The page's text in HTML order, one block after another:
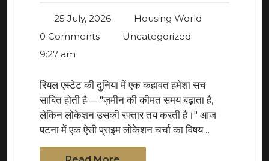
25 July, 2026
Housing World
0 Comments
Uncategorized
9:27 am
रियल एस्टेट की दुनिया में एक कहावत हमेशा सच
साबित होती है— "ज़मीन की कीमत समय बढ़ाता है,
लेकिन लोकेशन उसकी रफ्तार तय करती है।" आज
पटना में एक ऐसी प्राइम लोकेशन चर्चा का विषय…